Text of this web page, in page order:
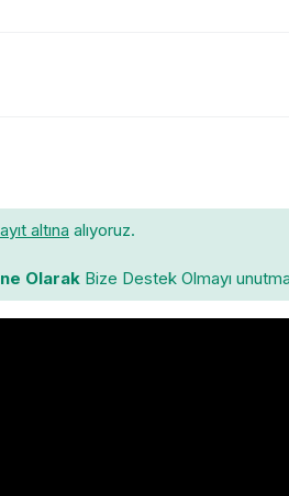
altına alıyoruz.
Olarak Bize Destek Olmayı